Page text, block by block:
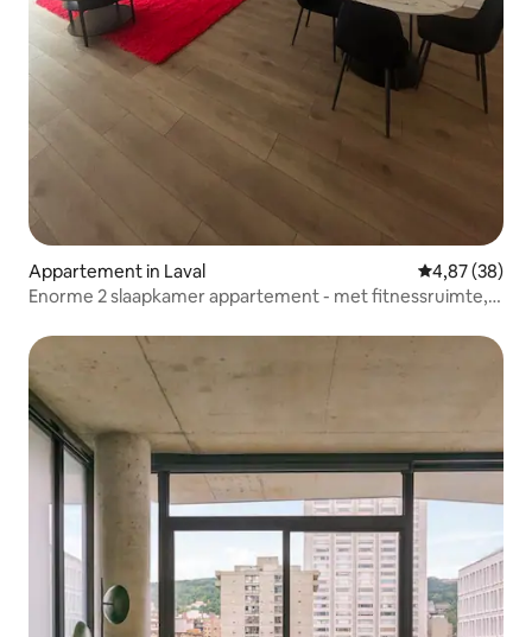
Appartement in Laval Gemiddelde
4,87 (38)
Enorme 2 slaapkamer appartement - met fitnessruimte,